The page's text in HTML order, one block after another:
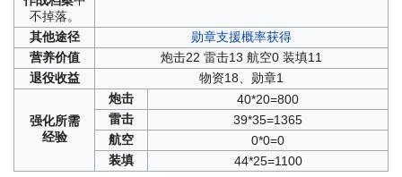
不掉落。
复刻虚像构筑之塔·序章：ESP/SP1
雪境迷踪：C1/C2/C3/D1/D2/D3/SP
星海逐光：C1/C2/C3/D1/D2/D3/SP
定向折叠：A1/A2 /A3/C1
雄鹰的叙事歌
/C2/C3/D1/D2
/A2/A3/B1/B2
复刻永夜幻光：C1/C2/C3/D1/D2/D3/SP
虚像构筑之塔·序章：ESP/SP1/SP2/SP3
复刻穹顶下的圣咏曲：A1/A2/A3/
其他途径
勋章支援概率获得
营养价值
炮击22 雷击13 航空0 装填11
退役收益 物资18、勋章1
强化所需
经验
炮击
40*20=800
雷击
39*35=1365
航空
0*0=0
装填
44*25=1100